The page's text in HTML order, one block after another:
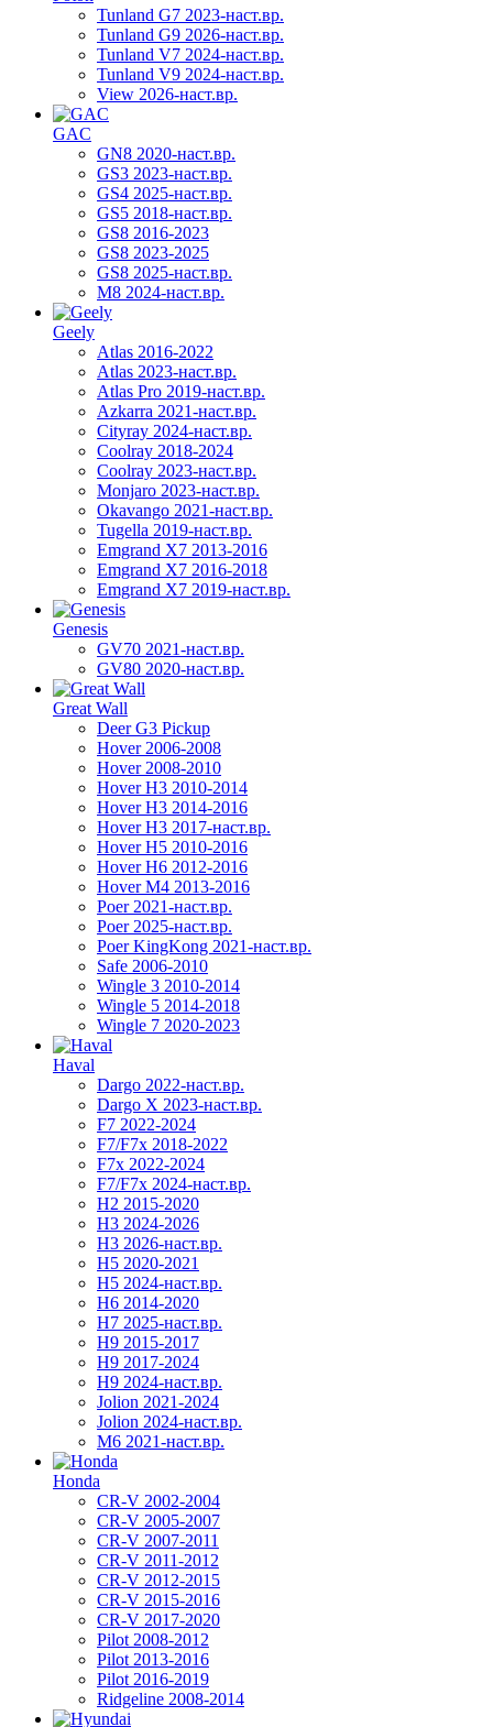
Tunland G7 2023-наст.вр.
Tunland G9 2026-наст.вр.
Tunland V7 2024-наст.вр.
Tunland V9 2024-наст.вр.
View 2026-наст.вр.
GAC
GN8 2020-наст.вр.
GS3 2023-наст.вр.
GS4 2025-наст.вр.
GS5 2018-наст.вр.
GS8 2016-2023
GS8 2023-2025
GS8 2025-наст.вр.
M8 2024-наст.вр.
Geely
Atlas 2016-2022
Atlas 2023-наст.вр.
Atlas Pro 2019-наст.вр.
Azkarra 2021-наст.вр.
Cityray 2024-наст.вр.
Coolray 2018-2024
Coolray 2023-наст.вр.
Monjaro 2023-наст.вр.
Okavango 2021-наст.вр.
Tugella 2019-наст.вр.
Emgrand Х7 2013-2016
Emgrand X7 2016-2018
Emgrand X7 2019-наст.вр.
Genesis
GV70 2021-наст.вр.
GV80 2020-наст.вр.
Great Wall
Deer G3 Pickup
Hover 2006-2008
Hover 2008-2010
Hover H3 2010-2014
Hover H3 2014-2016
Hover H3 2017-наст.вр.
Hover H5 2010-2016
Hover H6 2012-2016
Hover M4 2013-2016
Poer 2021-наст.вр.
Poer 2025-наст.вр.
Poer KingKong 2021-наст.вр.
Safe 2006-2010
Wingle 3 2010-2014
Wingle 5 2014-2018
Wingle 7 2020-2023
Haval
Dargo 2022-наст.вр.
Dargo X 2023-наст.вр.
F7 2022-2024
F7/F7x 2018-2022
F7x 2022-2024
F7/F7x 2024-наст.вр.
H2 2015-2020
H3 2024-2026
H3 2026-наст.вр.
H5 2020-2021
H5 2024-наст.вр.
H6 2014-2020
H7 2025-наст.вр.
H9 2015-2017
H9 2017-2024
H9 2024-наст.вр.
Jolion 2021-2024
Jolion 2024-наст.вр.
М6 2021-наст.вр.
Honda
CR-V 2002-2004
CR-V 2005-2007
CR-V 2007-2011
CR-V 2011-2012
CR-V 2012-2015
CR-V 2015-2016
CR-V 2017-2020
Pilot 2008-2012
Pilot 2013-2016
Pilot 2016-2019
Ridgeline 2008-2014